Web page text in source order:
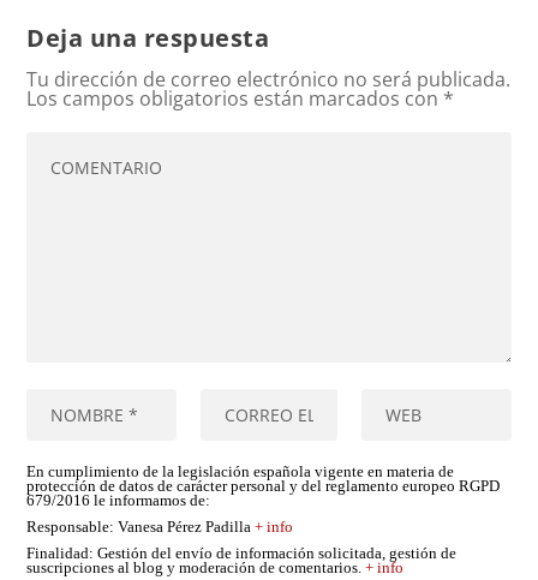
Deja una respuesta
Tu dirección de correo electrónico no será publicada.
Los campos obligatorios están marcados con *
En cumplimiento de la legislación española vigente en materia de
protección de datos de carácter personal y del reglamento europeo RGPD
679/2016 le informamos de:
Responsable: Vanesa Pérez Padilla+ info
Finalidad: Gestión del envío de información solicitada, gestión de
suscripciones al blog y moderación de comentarios.+ info